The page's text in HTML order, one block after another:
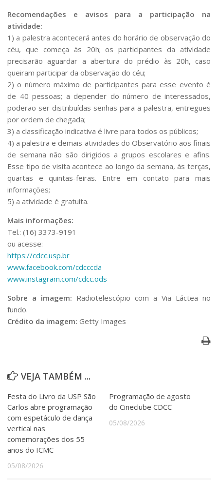
Recomendações e avisos para a participação na
atividade:
1) a palestra acontecerá antes do horário de observação do
céu, que começa às 20h; os participantes da atividade
precisarão aguardar a abertura do prédio às 20h, caso
queiram participar da observação do céu;
2) o número máximo de participantes para esse evento é
de 40 pessoas; a depender do número de interessados,
poderão ser distribuídas senhas para a palestra, entregues
por ordem de chegada;
3) a classificação indicativa é livre para todos os públicos;
4) a palestra e demais atividades do Observatório aos finais
de semana não são dirigidos a grupos escolares e afins.
Esse tipo de visita acontece ao longo da semana, às terças,
quartas e quintas-feiras. Entre em contato para mais
informações;
5) a atividade é gratuita.
Mais informações:
Tel.: (16) 3373-9191
ou acesse:
https://cdcc.usp.br
www.facebook.com/cdcccda
www.instagram.com/cdcc.ods
Sobre a imagem: Radiotelescópio com a Via Láctea no
fundo.
Crédito da imagem: Getty Images
VEJA TAMBÉM ...
Festa do Livro da USP São
Carlos abre programação
com espetáculo de dança
vertical nas
comemorações dos 55
anos do ICMC
05/08/2026
Programação de agosto
do Cineclube CDCC
05/08/2026